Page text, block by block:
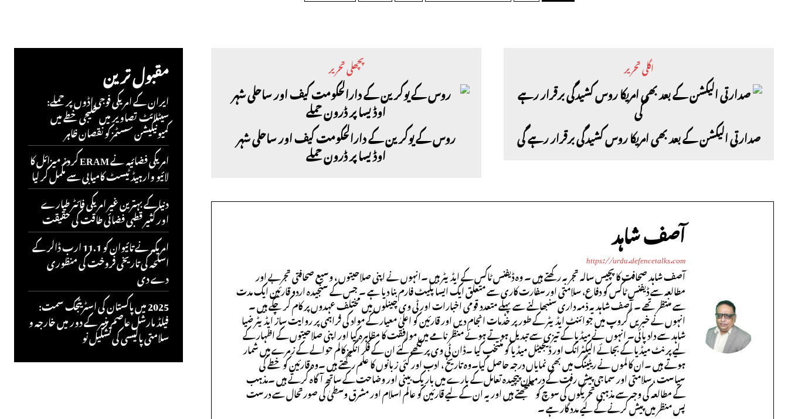
پچھلی تحریر
روس کے یوکرین کے دارالحکومت کیف اور ساحلی شہر
اوڈیسا پر ڈرون حملے
اگلی تحریر
صدارتی الیکشن کے بعد بھی امریکا روس کشیدگی برقرار رہے گی
آصف شاہد
https://urdu.defencetalks.com
آصف شاہد صحافت کا پچیس سالہ تجربہ رکھتے ہیں ۔ وہ ڈیفنس ٹاکس کے ایڈیٹر ہیں ۔انہوں نے اپنی صلاحیتوں ، وسیع صحافتی تجربے اور
مطالعہ سے ڈیفنس ٹاکس کو دفاع، سلامتی اور سفارت کاری سے متعلق ایک ایسا پلیٹ فارم بنا دیا ہے ۔ جس کے سنجیدہ اردو قارئین ایک مدت
سے منتظر تھے ۔ آصف شاہد یہ ذمہ داری سنبھالنے سے پہلے متعدد قومی اخبارات اور ٹی وی چینلوں میں مختلف عہدوں پر کام کر چکے ہیں ۔
انہوں نے خبریں گروپ میں جوائنٹ ایڈیٹر کے طور پر خدمات انجام دیں اور قارئین کو اعلیٰ معیار کے مواد کی فراہمی پر روایت ساز ایڈیٹر ضیا
شاہد سے داد پائی۔ انہوں نے میڈیا کے تیزی سے تبدیل ہوتے ہوئے منظر نامے میں موافقت کا مظاہرہ کیا اور اپنی صلاحیتوں کے اظہار کے
لیے پرنٹ میڈیا کے بجائے الیکٹرانک اور ڈیجیٹل میڈیا کو منتخب کیا ۔ڈان ٹی وی پر لکھے گئے ان کے فکر انگیز کالم حوالے کے زمرے میں شمار
ہوتے ہیں ۔ان کالموں نے ریٹینگ میں بھی نمایاں درجہ حاصل کیا۔وہ تاریخ ، ادب اور کئی زبانوں کا علم رکھتے ہیں ۔وہ قارئین کو خطے کی
سیاست ، سلامتی اور سماجی پیش رفت کے درمیان پیچیدہ تعامل کے بارے میں باریک بینی اور وضاحت کے ساتھ آگاہ کرتے ہیں ۔مذہب
کے مطالعہ کی وجہ سے مذہبی تحریکوں کی سوچ کو سمجھتے ہیں اور یہ ان کے لیے قارئین کو عالم اسلام اور مشرق وسطیٰ کی صورتحال سے درست
پس منظر میں پیش کرنے کے لیے مدد گار ہے ۔
مقبول ترین
ایران کے امریکی فوجی اڈوں پر حملے:
سیٹلائٹ تصاویر میں خلیجی خطے میں
کمیونیکیشن سسٹمز کو نقصان ظاہر
امریکی فضائیہ نے ERAM کروز میزائل کا
لائیو وارہیڈ ٹیسٹ کامیابی سے مکمل کر لیا
دنیا کے بہترین غیر امریکی فائٹر طیارے
اور کثیر قطبی فضائی طاقت کی حقیقت
امریکہ نے تائیوان کو 11.1 ارب ڈالر کے
اسلحہ کی تاریخی فروخت کی منظوری
دے دی
2025 میں پاکستان کی اسٹریٹجک سمت:
فیلڈ مارشل عاصم منیر کے دور میں خارجہ و
سلامتی پالیسی کی تشکیل نو